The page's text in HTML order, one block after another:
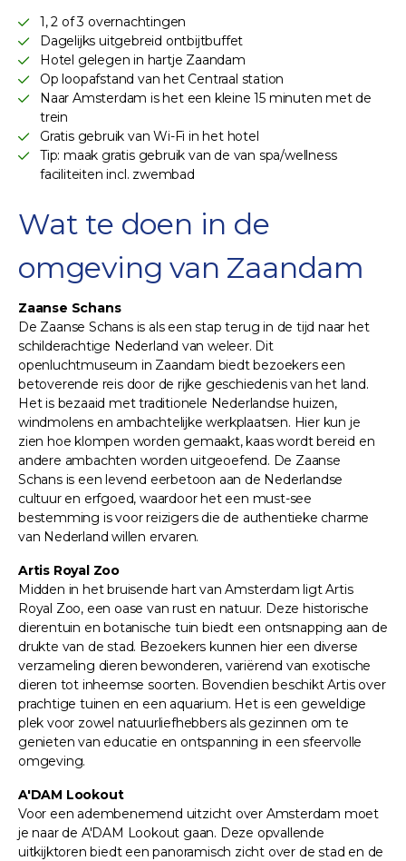
1, 2 of 3 overnachtingen
Dagelijks uitgebreid ontbijtbuffet
Hotel gelegen in hartje Zaandam
Op loopafstand van het Centraal station
Naar Amsterdam is het een kleine 15 minuten met de
trein
Gratis gebruik van Wi-Fi in het hotel
Tip: maak gratis gebruik van de van spa/wellness
faciliteiten incl. zwembad
Wat te doen in de
omgeving van Zaandam
Zaanse Schans
De Zaanse Schans is als een stap terug in de tijd naar het
schilderachtige Nederland van weleer. Dit
openluchtmuseum in Zaandam biedt bezoekers een
betoverende reis door de rijke geschiedenis van het land.
Het is bezaaid met traditionele Nederlandse huizen,
windmolens en ambachtelijke werkplaatsen. Hier kun je
zien hoe klompen worden gemaakt, kaas wordt bereid en
andere ambachten worden uitgeoefend. De Zaanse
Schans is een levend eerbetoon aan de Nederlandse
cultuur en erfgoed, waardoor het een must-see
bestemming is voor reizigers die de authentieke charme
van Nederland willen ervaren.
Artis Royal Zoo
Midden in het bruisende hart van Amsterdam ligt Artis
Royal Zoo, een oase van rust en natuur. Deze historische
dierentuin en botanische tuin biedt een ontsnapping aan de
drukte van de stad. Bezoekers kunnen hier een diverse
verzameling dieren bewonderen, variërend van exotische
dieren tot inheemse soorten. Bovendien beschikt Artis over
prachtige tuinen en een aquarium. Het is een geweldige
plek voor zowel natuurliefhebbers als gezinnen om te
genieten van educatie en ontspanning in een sfeervolle
omgeving.
A'DAM Lookout
Voor een adembenemend uitzicht over Amsterdam moet
je naar de A'DAM Lookout gaan. Deze opvallende
uitkijktoren biedt een panoramisch zicht over de stad en de